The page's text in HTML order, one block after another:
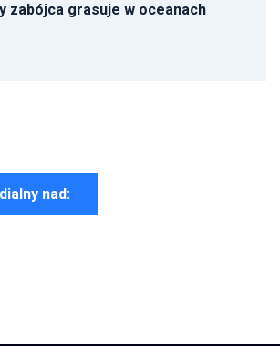
zabójca grasuje w oceanach
nad: